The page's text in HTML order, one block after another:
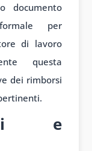
documento
per
di lavoro
questa
dei rimborsi
e